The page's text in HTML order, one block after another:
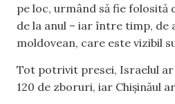
pe loc, urmând să fie folosită
de la anul – iar între timp, de
moldovean, care este vizibil
Tot potrivit presei, Israelul
120 de zboruri, iar Chișinăul